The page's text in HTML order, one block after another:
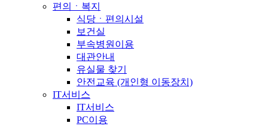
편의ㆍ복지
식당ㆍ편의시설
보건실
부속병원이용
대관안내
유실물 찾기
안전교육 (개인형 이동장치)
IT서비스
IT서비스
PC이용